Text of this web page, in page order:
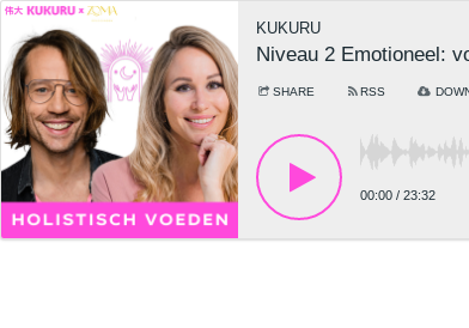
KUKURU
Niveau 2 Emotioneel:
SHARE RSS
00:00 / 23:32